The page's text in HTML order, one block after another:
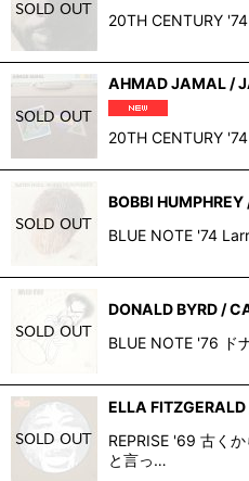
20TH CENTURY
AHMAD JAMAL /
20TH CENTURY
BOBBI
BLUE NOTE '74
DONALD BYRD /
BLUE NOTE '76 ド
ELLA
REPRISE '69 古く
と言っ…